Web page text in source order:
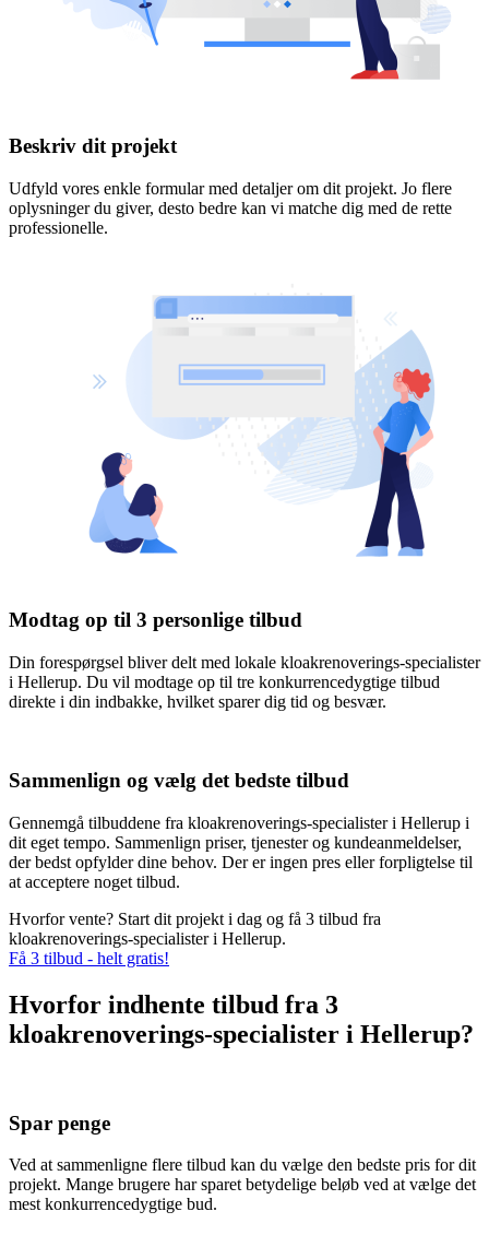
Beskriv dit projekt
Udfyld vores enkle formular med detaljer om dit projekt. Jo flere
oplysninger du giver, desto bedre kan vi matche dig med de rette
professionelle.
Modtag op til 3 personlige tilbud
Din forespørgsel bliver delt med lokale kloakrenoverings-specialister
i Hellerup. Du vil modtage op til tre konkurrencedygtige tilbud
direkte i din indbakke, hvilket sparer dig tid og besvær.
Sammenlign og vælg det bedste tilbud
Gennemgå tilbuddene fra kloakrenoverings-specialister i Hellerup i
dit eget tempo. Sammenlign priser, tjenester og kundeanmeldelser,
der bedst opfylder dine behov. Der er ingen pres eller forpligtelse til
at acceptere noget tilbud.
Hvorfor vente? Start dit projekt i dag og få 3 tilbud fra
kloakrenoverings-specialister i Hellerup.
Få 3 tilbud - helt gratis!
Hvorfor indhente tilbud fra 3
kloakrenoverings-specialister i Hellerup?
Spar penge
Ved at sammenligne flere tilbud kan du vælge den bedste pris for dit
projekt. Mange brugere har sparet betydelige beløb ved at vælge det
mest konkurrencedygtige bud.